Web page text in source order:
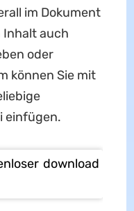
im Dokument
Inhalt auch
oder
können Sie mit
einfügen.